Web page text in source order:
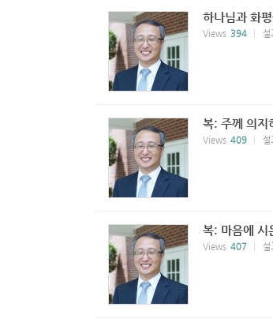
하나님과 화
Views 394 설
복: 주께 의지
Views 409 설
복: 마음에 시
Views 407 설